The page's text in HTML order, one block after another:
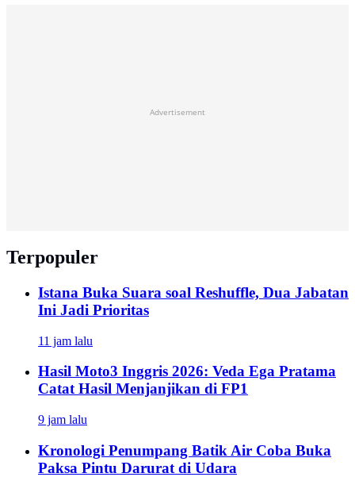
Advertisement
Terpopuler
Istana Buka Suara soal Reshuffle, Dua Jabatan
Ini Jadi Prioritas
11 jam lalu
Hasil Moto3 Inggris 2026: Veda Ega Pratama
Catat Hasil Menjanjikan di FP1
9 jam lalu
Kronologi Penumpang Batik Air Coba Buka
Paksa Pintu Darurat di Udara